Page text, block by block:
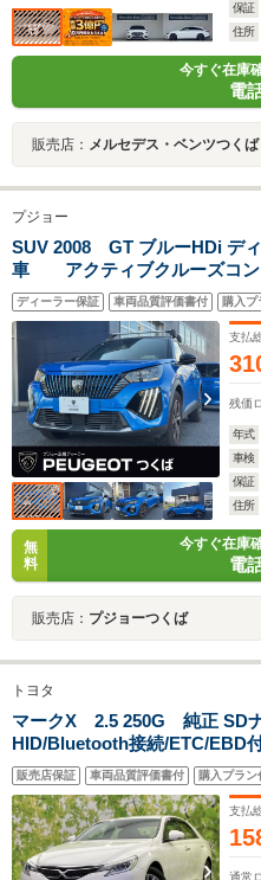
保証
住所
今すぐ在庫
電
販売店： メルセデス・ベンツつくば
プジョー
SUV 2008 GT ブルーHDi デ
車 アクティブクルーズコ
グパドルシフト アップルカ
オート Bluetooth ETC車載
ディーラー保証 車両品質評価書付 購入プ
支払
残価
年式
車検
保証
住所
無
料
今すぐ在庫
電
販売店： プジョーつくば
トヨタ
マークX 2.5 250G 純正 SD
HID/Bluetooth接続/ETC/EBD
ックモニター/フルセグTV/エ
助手席
販売店保証 車両品質評価書付 購入プラン
支払
通常